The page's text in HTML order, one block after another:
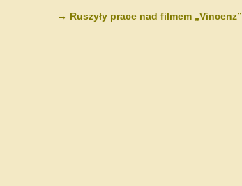
→ Ruszyły prace nad filmem „Vincenz”